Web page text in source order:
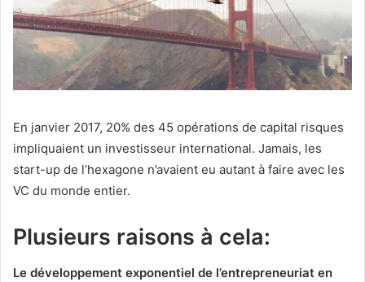
En janvier 2017, 20% des 45 opérations de capital risques
impliquaient un investisseur international. Jamais, les
start-up de l’hexagone n’avaient eu autant à faire avec les
VC du monde entier.
Plusieurs raisons à cela:
Le développement exponentiel de l’entrepreneuriat en